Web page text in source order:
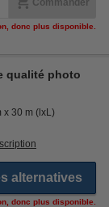
Commander
donc plus disponible.
qualité photo
x 30 m (lxL)
alternatives
donc plus disponible.